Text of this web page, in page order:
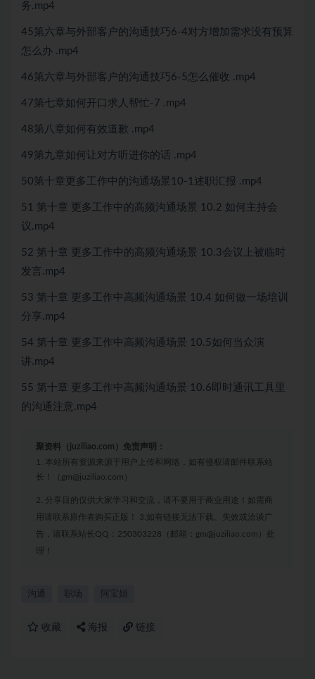
务.mp4
45第六章与外部客户的沟通技巧6-4对方增加需求没有预算
怎么办 .mp4
46第六章与外部客户的沟通技巧6-5怎么催收 .mp4
47第七章如何开口求人帮忙-7 .mp4
48第八章如何有效道歉 .mp4
49第九章如何让对方听进你的话 .mp4
50第十章更多工作中的沟通场景10-1述职汇报 .mp4
51 第十章 更多工作中的高频沟通场景 10.2 如何主持会
议.mp4
52 第十章 更多工作中的高频沟通场景 10.3会议上被临时
发言.mp4
53 第十章 更多工作中高频沟通场景 10.4 如何做一场培训
分享.mp4
54 第十章 更多工作中高频沟通场景 10.5如何当众演
讲.mp4
55 第十章 更多工作中高频沟通场景 10.6即时通讯工具里
的沟通注意.mp4
聚资料（juziliao.com）免责声明：
1. 本站所有资源来源于用户上传和网络，如有侵权请邮件联系站
长！（gm@juziliao.com）
2. 分享目的仅供大家学习和交流，请不要用于商业用途！如需商
用请联系原作者购买正版！ 3.如有链接无法下载、失效或洽谈广
告，请联系站长QQ：250303228（邮箱：gm@juziliao.com）处
沟通 职场 阿宝姐
收藏 海报 链接